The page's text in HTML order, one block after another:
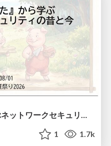
『三匹の子ぶた』から学ぶネットワークセキュリティの昔と今 / Network Security: Then and Now Through the Lens of The Three Little Pigs
1 1.7k